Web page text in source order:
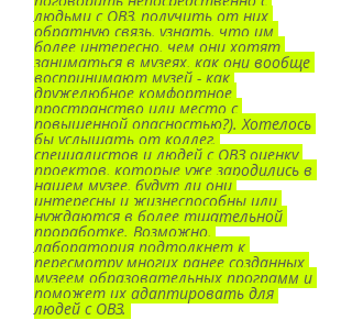
людьми с ОВЗ, получить от них
обратную связь, узнать, что им
более интересно, чем они хотят
заниматься в музеях, как они вообще
воспринимают музей - как
дружелюбное комфортное
пространство или место с
повышенной опасностью?). Хотелось
бы услышать от коллег,
специалистов и людей с ОВЗ оценку
проектов, которые уже зародились в
нашем музее, будут ли они
интересны и жизнеспособны или
нуждаются в более тщательной
проработке. Возможно,
лаборатория подтолкнет к
пересмотру многих ранее созданных
музеем образовательных программ и
поможет их адаптировать для
людей с ОВЗ.